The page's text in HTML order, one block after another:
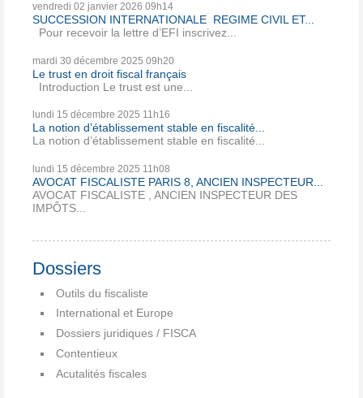
vendredi 02 janvier 2026 09h14
SUCCESSION INTERNATIONALE REGIME CIVIL ET...
Pour recevoir la lettre d’EFI inscrivez...
mardi 30 décembre 2025 09h20
Le trust en droit fiscal français
Introduction Le trust est une...
lundi 15 décembre 2025 11h16
La notion d’établissement stable en fiscalité...
La notion d’établissement stable en fiscalité...
lundi 15 décembre 2025 11h08
AVOCAT FISCALISTE PARIS 8, ANCIEN INSPECTEUR...
AVOCAT FISCALISTE , ANCIEN INSPECTEUR DES
IMPÔTS...
Dossiers
Outils du fiscaliste
International et Europe
Dossiers juridiques / FISCA
Contentieux
Acutalités fiscales